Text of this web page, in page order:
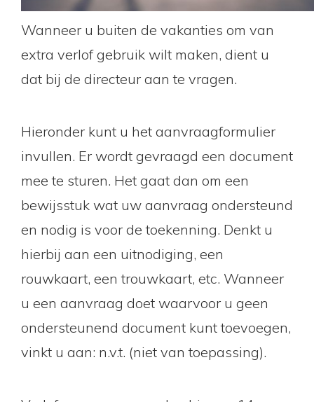
Wanneer u buiten de vakanties om van
extra verlof gebruik wilt maken, dient u
dat bij de directeur aan te vragen.
Hieronder kunt u het aanvraagformulier
invullen. Er wordt gevraagd een document
mee te sturen. Het gaat dan om een
bewijsstuk wat uw aanvraag ondersteund
en nodig is voor de toekenning. Denkt u
hierbij aan een uitnodiging, een
rouwkaart, een trouwkaart, etc. Wanneer
u een aanvraag doet waarvoor u geen
ondersteunend document kunt toevoegen,
vinkt u aan: n.v.t. (niet van toepassing).